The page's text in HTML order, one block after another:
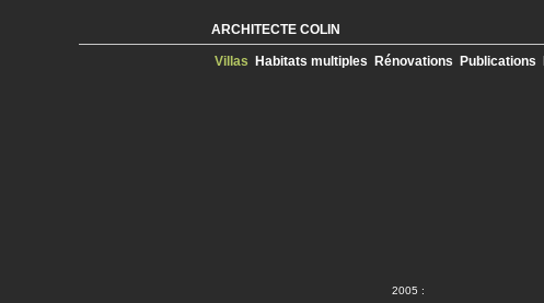
ARCHITECTE COLIN
Villas Habitats multiples Rénovations Publications
2005 :